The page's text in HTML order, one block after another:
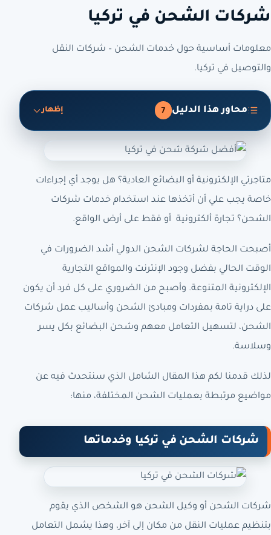
شركات الشحن في تركيا
معلومات أساسية حول خدمات الشحن – شركات النقل
والتوصيل في تركيا.
محاور هذا الدليل 7 إظهار
متاجرتي الإلكترونية أو البضائع العادية؟ هل يوجد أي إجراءات
خاصة يجب علي أن أتخذها عند استخدام خدمات شركات
الشحن؟ تجارة ألكترونية أو فقط على أرض الواقع.
أصبحت الحاجة لشركات الشحن الدولي أشد الضرورات في
الوقت الحالي بفضل وجود الإنترنت والمواقع التجارية
الإلكترونية المتنوعة. وأصبح من الضروري على كل فرد أن يكون
على دراية تامة بمفردات ومبادئ الشحن وأساليب عمل شركات
الشحن، لتسهيل التعامل معهم وشحن البضائع بكل يسر
وسلاسة.
لذلك قدمنا لكم هذا المقال الشامل الذي سنتحدث فيه عن
مواضيع مرتبطة بعمليات الشحن المختلفة، منها:
شركات الشحن في تركيا وخدماتها
شركات الشحن أو وكيل الشحن هو الشخص الذي يقوم
بتنظيم عمليات النقل من مكان إلى آخر، وهذا يشمل التعامل